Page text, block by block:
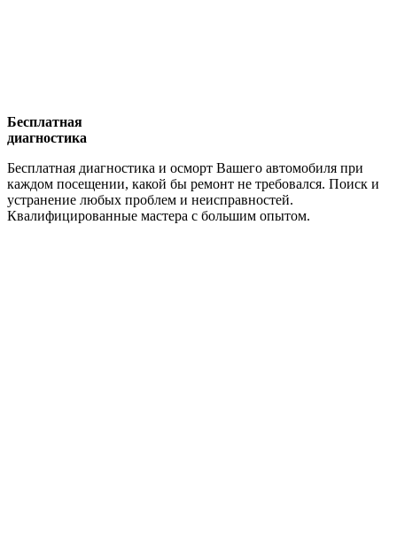
Бесплатная
диагностика
Бесплатная диагностика и осморт Вашего автомобиля при
каждом посещении, какой бы ремонт не требовался. Поиск и
устранение любых проблем и неисправностей.
Квалифицированные мастера с большим опытом.